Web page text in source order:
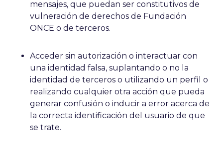
mensajes, que puedan ser constitutivos de
vulneración de derechos de Fundación
ONCE o de terceros.
Acceder sin autorización o interactuar con
una identidad falsa, suplantando o no la
identidad de terceros o utilizando un perfil o
realizando cualquier otra acción que pueda
generar confusión o inducir a error acerca de
la correcta identificación del usuario de que
se trate.